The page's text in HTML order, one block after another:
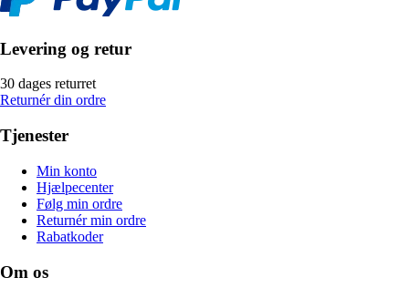
Levering og retur
30 dages returret
Returnér din ordre
Tjenester
Min konto
Hjælpecenter
Følg min ordre
Returnér min ordre
Rabatkoder
Om os